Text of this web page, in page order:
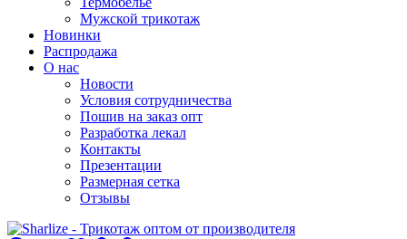
Мужской трикотаж
Новинки
Распродажа
О нас
Новости
Условия сотрудничества
Пошив на заказ опт
Разработка лекал
Контакты
Презентации
Размерная сетка
Отзывы